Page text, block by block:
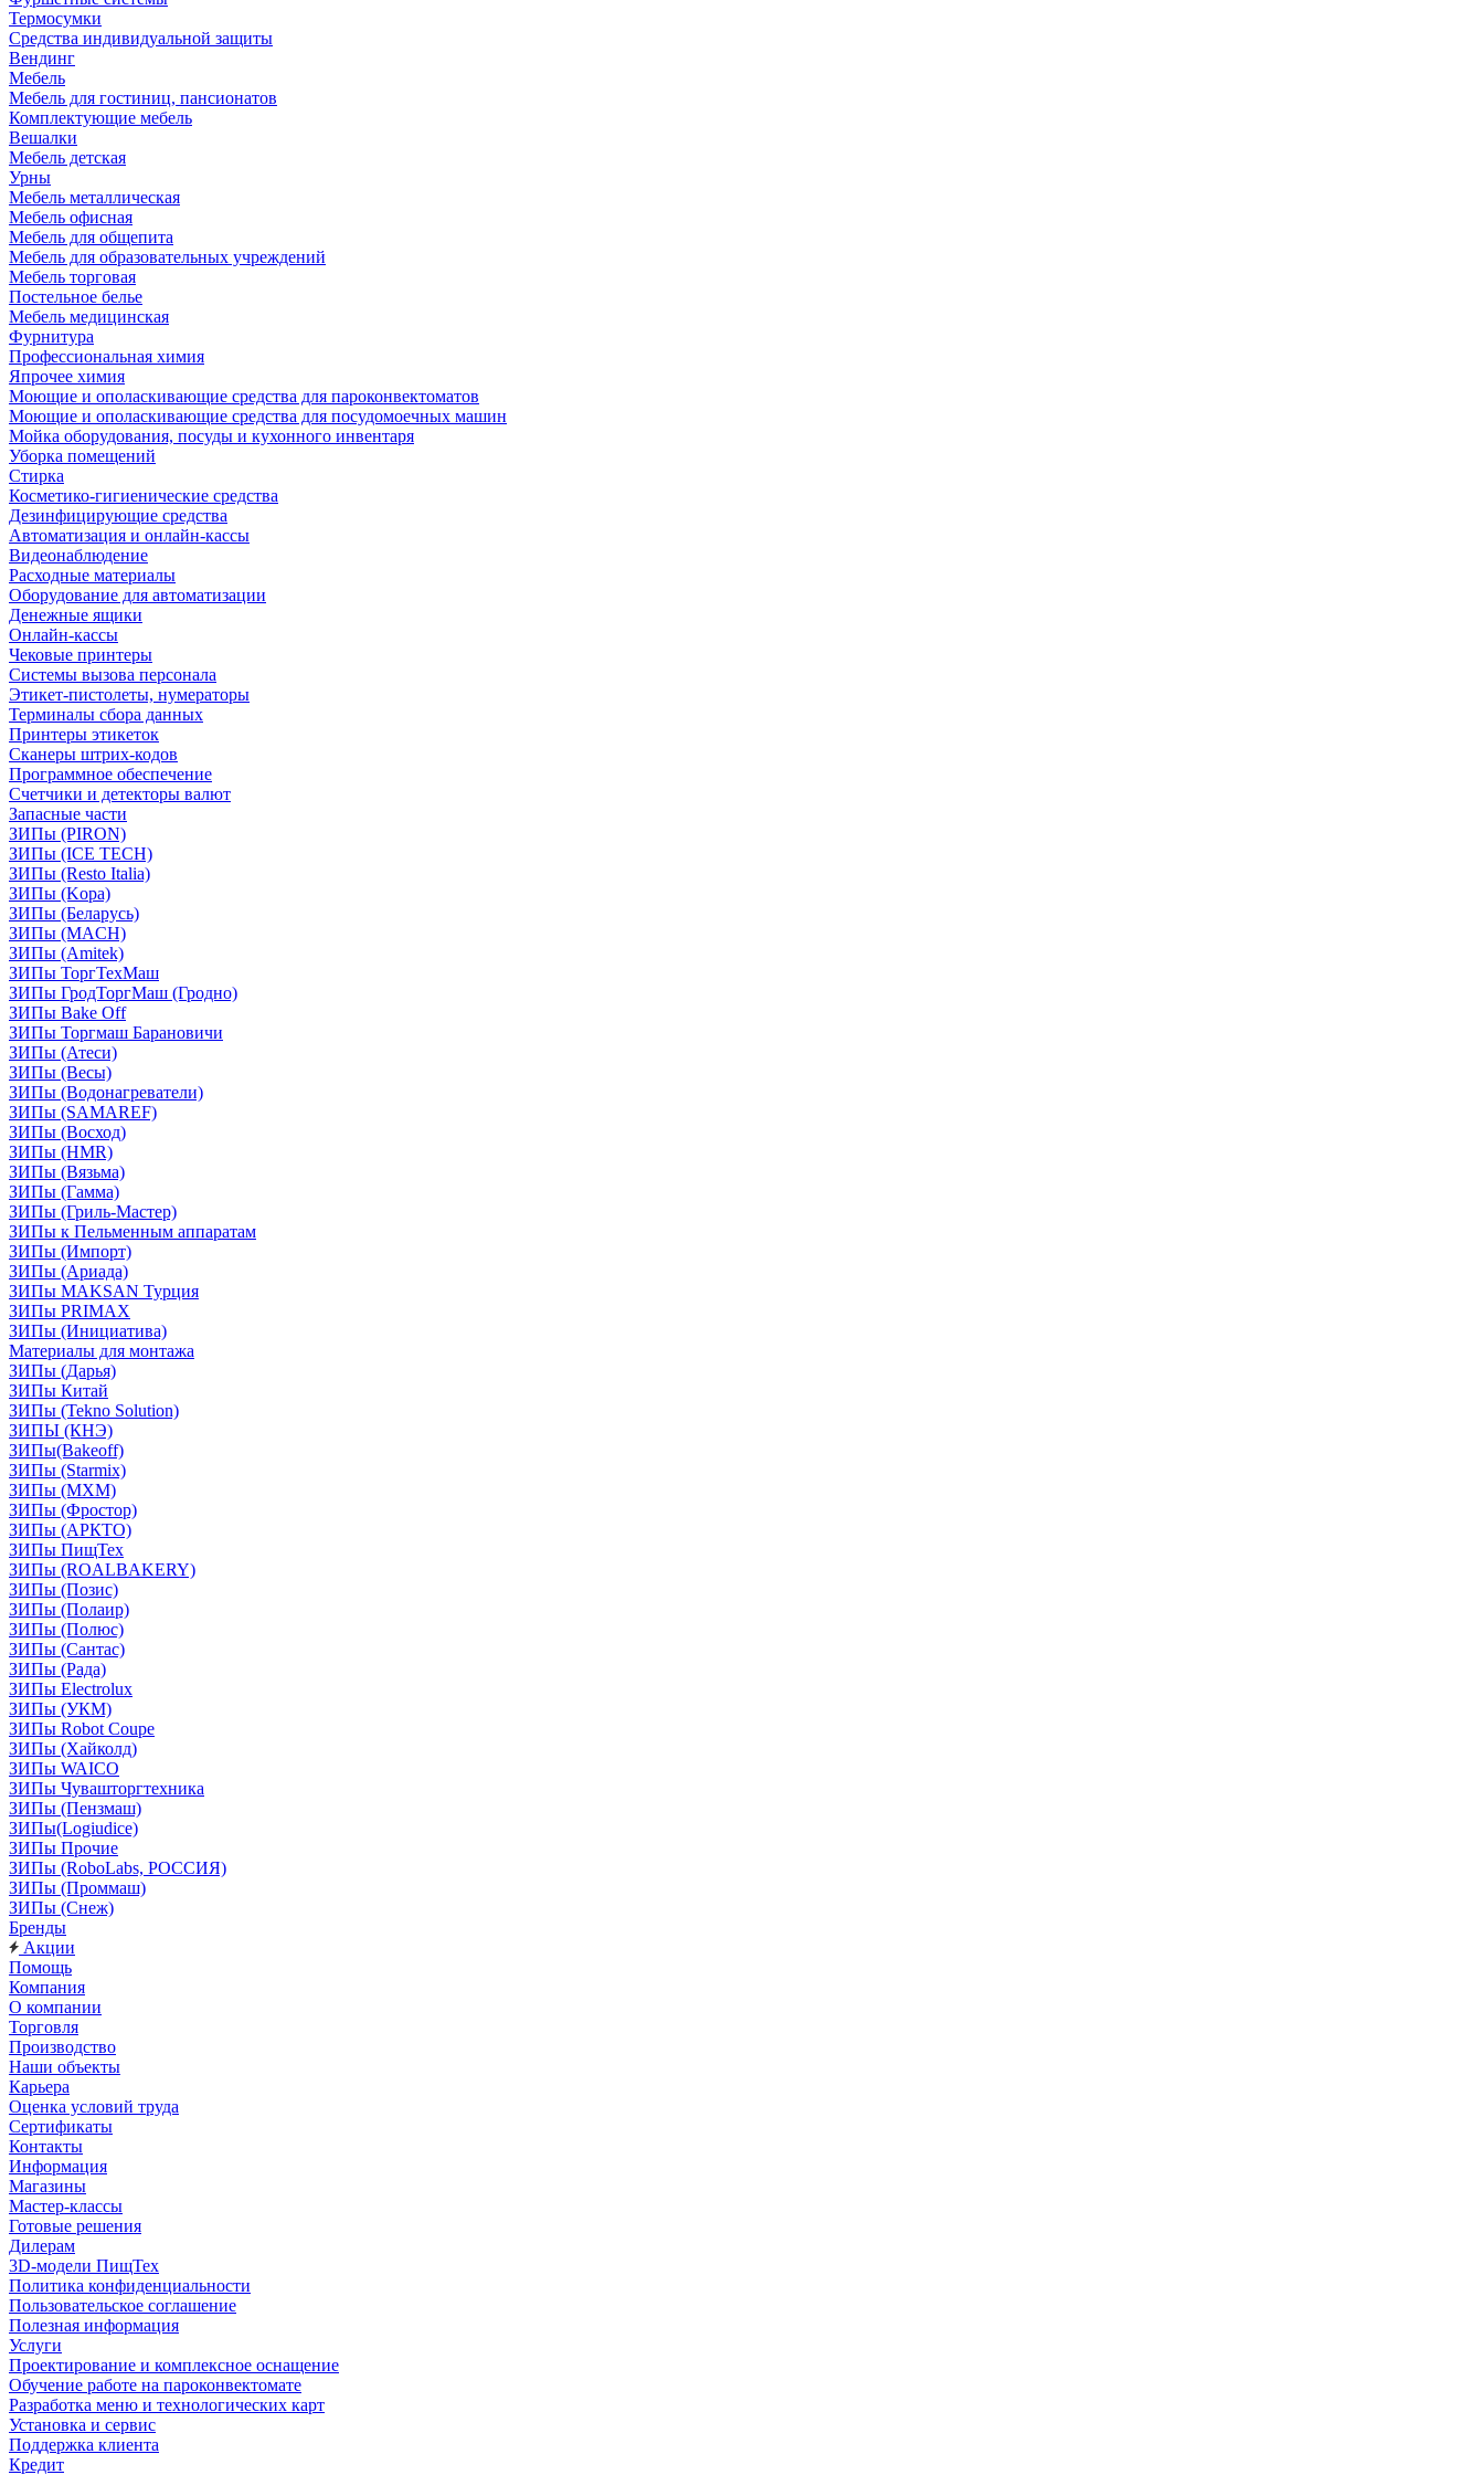
Термосумки
Средства индивидуальной защиты
Вендинг
Мебель
Мебель для гостиниц, пансионатов
Комплектующие мебель
Вешалки
Мебель детская
Урны
Мебель металлическая
Мебель офисная
Мебель для общепита
Мебель для образовательных учреждений
Мебель торговая
Постельное белье
Мебель медицинская
Фурнитура
Профессиональная химия
Япрочее химия
Моющие и ополаскивающие средства для пароконвектоматов
Моющие и ополаскивающие средства для посудомоечных машин
Мойка оборудования, посуды и кухонного инвентаря
Уборка помещений
Стирка
Косметико-гигиенические средства
Дезинфицирующие средства
Автоматизация и онлайн-кассы
Видеонаблюдение
Расходные материалы
Оборудование для автоматизации
Денежные ящики
Онлайн-кассы
Чековые принтеры
Системы вызова персонала
Этикет-пистолеты, нумераторы
Терминалы сбора данных
Принтеры этикеток
Сканеры штрих-кодов
Программное обеспечение
Счетчики и детекторы валют
Запасные части
ЗИПы (PIRON)
ЗИПы (ICE TECH)
ЗИПы (Resto Italia)
ЗИПы (Kopa)
ЗИПы (Беларусь)
ЗИПы (MACH)
ЗИПы (Amitek)
ЗИПы ТоргТехМаш
ЗИПы ГродТоргМаш (Гродно)
ЗИПы Bake Off
ЗИПы Торгмаш Барановичи
ЗИПы (Атеси)
ЗИПы (Весы)
ЗИПы (Водонагреватели)
ЗИПы (SAMAREF)
ЗИПы (Восход)
ЗИПы (HMR)
ЗИПы (Вязьма)
ЗИПы (Гамма)
ЗИПы (Гриль-Мастер)
ЗИПы к Пельменным аппаратам
ЗИПы (Импорт)
ЗИПы (Ариада)
ЗИПы MAKSAN Турция
ЗИПы PRIMAX
ЗИПы (Инициатива)
Материалы для монтажа
ЗИПы (Дарья)
ЗИПы Китай
ЗИПы (Tekno Solution)
ЗИПЫ (КНЭ)
ЗИПы(Bakeoff)
ЗИПы (Starmix)
ЗИПы (МХМ)
ЗИПы (Фростор)
ЗИПы (АРКТО)
ЗИПы ПищТех
ЗИПы (ROALBAKERY)
ЗИПы (Позис)
ЗИПы (Полаир)
ЗИПы (Полюс)
ЗИПы (Сантас)
ЗИПы (Рада)
ЗИПы Electrolux
ЗИПы (УКМ)
ЗИПы Robot Coupe
ЗИПы (Хайколд)
ЗИПы WAICO
ЗИПы Чувашторгтехника
ЗИПы (Пензмаш)
ЗИПы(Logiudice)
ЗИПы Прочие
ЗИПы (RoboLabs, РОССИЯ)
ЗИПы (Проммаш)
ЗИПы (Снеж)
Бренды
Акции
Помощь
Компания
О компании
Торговля
Производство
Наши объекты
Карьера
Оценка условий труда
Сертификаты
Контакты
Информация
Магазины
Мастер-классы
Готовые решения
Дилерам
3D-модели ПищТех
Политика конфиденциальности
Пользовательское соглашение
Полезная информация
Услуги
Проектирование и комплексное оснащение
Обучение работе на пароконвектомате
Разработка меню и технологических карт
Установка и сервис
Поддержка клиента
Кредит